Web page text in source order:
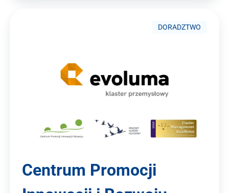
DORADZTWO
Centrum Promocji